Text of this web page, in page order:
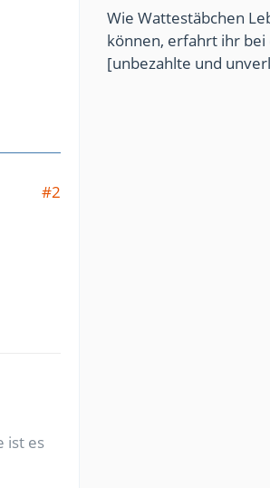
#2
ist es
Wie Wattestäbchen
können, erfahrt ihr bei
[unbezahlte und